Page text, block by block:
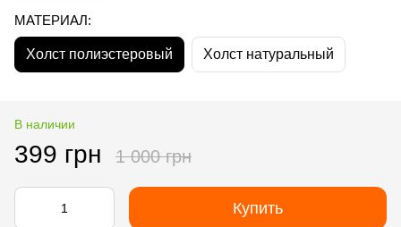
МАТЕРИАЛ:
Холст полиэстеровый Холст натуральный
В наличии
399 грн 1 000 грн
Купить